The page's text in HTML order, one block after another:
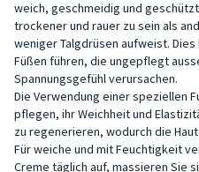
weich, geschmeidig und
trockener und rauer zu sein als
weniger Talgdrüsen aufweist.
Füßen führen, die ungepflegt
Spannungsgefühl verursachen.
Die Verwendung einer speziellen
pflegen, ihr Weichheit und
zu regenerieren, wodurch die
Für weiche und mit Feuchtigkeit
Creme täglich auf, massieren Sie